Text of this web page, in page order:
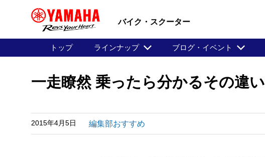
バイク・スクーター
トップ ラインナップ ブログ・イベント
一走瞭然 乗ったら分かるその違
2015年4月5日 編集部おすすめ